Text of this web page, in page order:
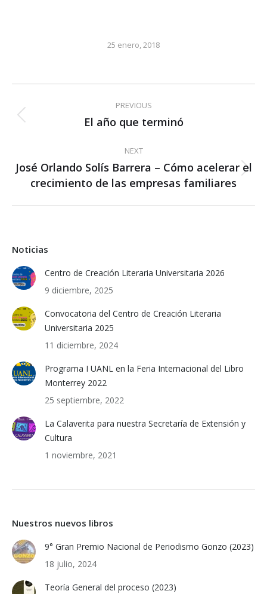
25 enero, 2018
navigation
PREVIOUS
Previous
El año que terminó
NEXT
Next
post:
José Orlando Solís Barrera – Cómo acelerar el
crecimiento de las empresas familiares
Noticias
Centro de Creación Literaria Universitaria 2026
9 diciembre, 2025
Convocatoria del Centro de Creación Literaria
Universitaria 2025
11 diciembre, 2024
Programa I UANL en la Feria Internacional del Libro
Monterrey 2022
25 septiembre, 2022
La Calaverita para nuestra Secretaría de Extensión y
Cultura
1 noviembre, 2021
Nuestros nuevos libros
9° Gran Premio Nacional de Periodismo Gonzo (2023)
18 julio, 2024
Teoría General del proceso (2023)